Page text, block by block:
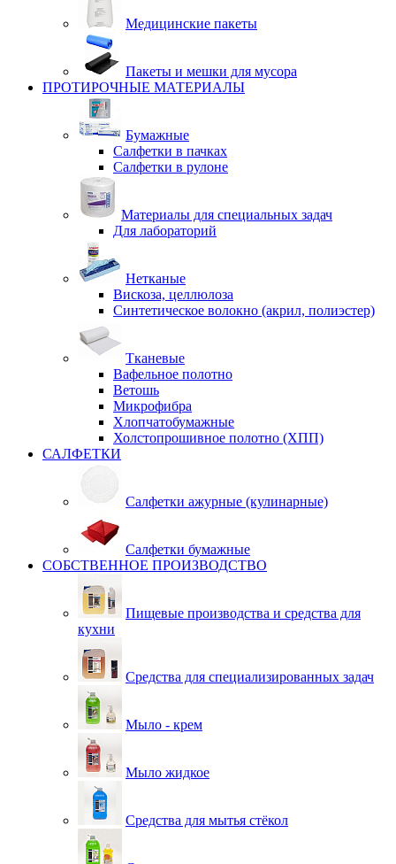
Медицинские пакеты
Пакеты и мешки для мусора
ПРОТИРОЧНЫЕ МАТЕРИАЛЫ
Бумажные
Салфетки в пачках
Салфетки в рулоне
Материалы для специальных задач
Для лабораторий
Нетканые
Вискоза, целлюлоза
Синтетическое волокно (акрил, полиэстер)
Тканевые
Вафельное полотно
Ветошь
Микрофибра
Хлопчатобумажные
Холстопрошивное полотно (ХПП)
САЛФЕТКИ
Салфетки ажурные (кулинарные)
Салфетки бумажные
СОБСТВЕННОЕ ПРОИЗВОДСТВО
Пищевые производства и средства для
кухни
Средства для специализированных задач
Мыло - крем
Мыло жидкое
Средства для мытья стёкол